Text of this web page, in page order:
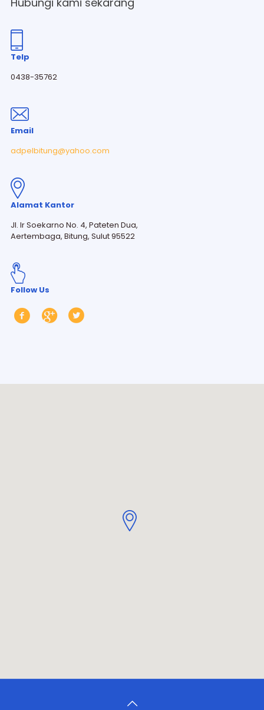
Telp
0438-35762
Email
adpelbitung@yahoo.com
Alamat Kantor
Jl. Ir Soekarno No. 4, Pateten Dua,
Aertembaga, Bitung, Sulut 95522
Follow Us